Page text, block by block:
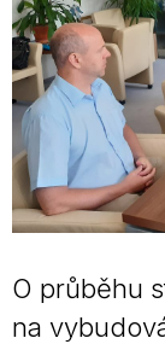
O průběhu
na